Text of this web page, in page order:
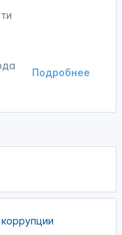
Подробнее